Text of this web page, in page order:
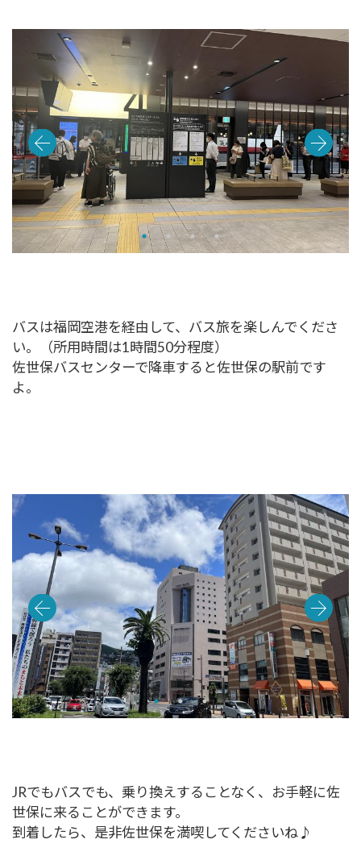
バスは福岡空港を経由して、バス旅を楽しんでくださ
い。（所用時間は1時間50分程度）
佐世保バスセンターで降車すると佐世保の駅前です
よ。
JRでもバスでも、乗り換えすることなく、お手軽に佐
世保に来ることができます。
到着したら、是非佐世保を満喫してくださいね♪